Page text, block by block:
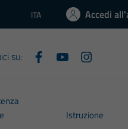
Lingua attiva:
ITA Accedi
su:
Istruzione